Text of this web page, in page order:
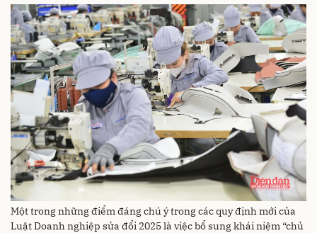
Một trong những điểm đáng chú ý trong các quy định mới của
Luật Doanh nghiệp sửa đổi 2025 là việc bổ sung khái niệm “chủ